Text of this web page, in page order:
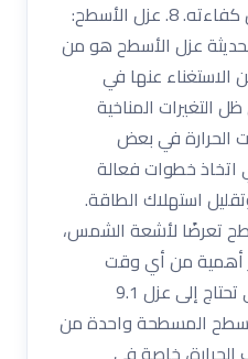
فحص العزل بانتظام لضمان كفاءته. 8. عزل الأسطح:
عزل الأسطح هو من
الاستغناء عنها في
التغيرات المناخية
الحرارة في بعض
اتخاذ خطوات فعالة
استهلاك الطاقة.
تعرضًا لأشعة الشمس،
أهمية من أي وقت
مضى. 9. أنواع الأسطح التي تحتاج إلى عزل 9.1
المسطحة واحدة من